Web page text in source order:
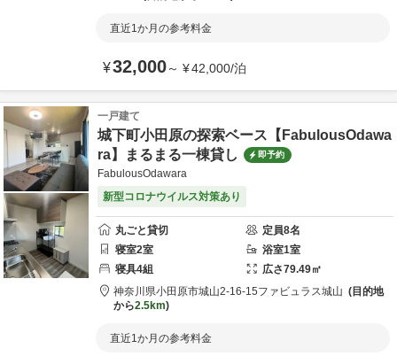
直近1か月の参考料金
¥32,000～ ¥42,000/泊
一戸建て
城下町小田原の探索ベース【FabulousOdawa
ra】まるまる一棟貸し
即予約
FabulousOdawara
新型コロナウイルス対策あり
丸ごと貸切 定員8名
寝室2室 浴室1室
寝具4組 広さ79.49㎡
神奈川県小田原市城山2-16-15ファビュラス城山
目的地
から2.5km
直近1か月の参考料金